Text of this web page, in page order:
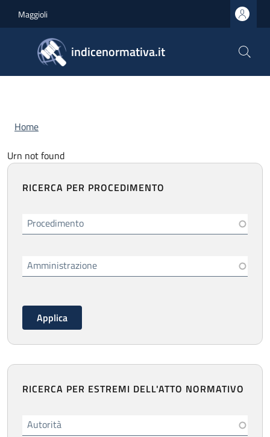
Maggioli
indicenormativa.it
Briciole di pane
Home
Urn not found
RICERCA PER PROCEDIMENTO
Procedimento
Amministrazione
RICERCA PER ESTREMI DELL'ATTO NORMATIVO
Autorità